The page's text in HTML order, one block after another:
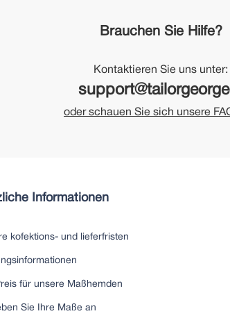
Brauchen Sie Hilfe?
Kontaktieren Sie uns unter:
oder schauen Sie sich unsere
Informationen
kofektions- und lieferfristen
für unsere Maßhemden
Sie Ihre Maße an